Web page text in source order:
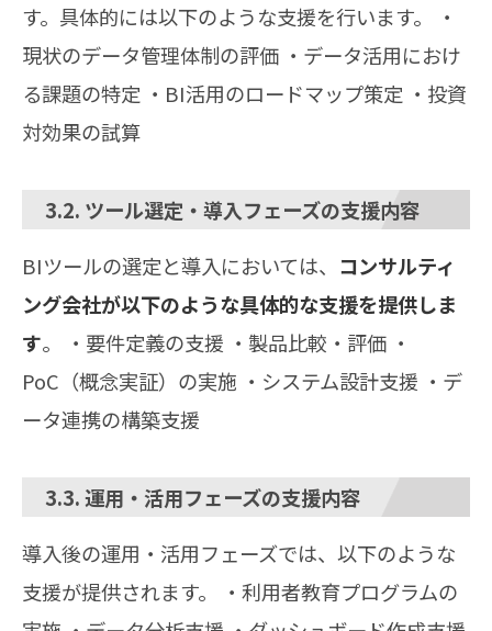
す。具体的には以下のような支援を行います。 ・
現状のデータ管理体制の評価 ・データ活用におけ
る課題の特定 ・BI活用のロードマップ策定 ・投資
対効果の試算
3.2. ツール選定・導入フェーズの支援内容
BIツールの選定と導入においては、 コンサルティ
ング会社が以下のような具体的な支援を提供しま
す。 ・要件定義の支援 ・製品比較・評価 ・
PoC（概念実証）の実施 ・システム設計支援 ・デ
ータ連携の構築支援
3.3. 運用・活用フェーズの支援内容
導入後の運用・活用フェーズでは、以下のような
支援が提供されます。 ・利用者教育プログラムの